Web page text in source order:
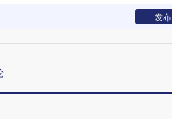
发布